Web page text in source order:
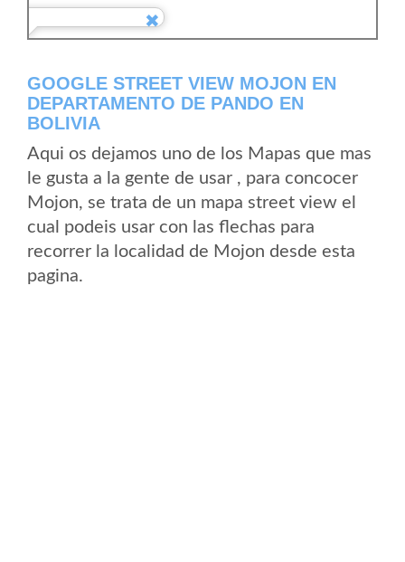
GOOGLE STREET VIEW MOJON EN
DEPARTAMENTO DE PANDO EN
BOLIVIA
Aqui os dejamos uno de los Mapas que mas
le gusta a la gente de usar , para concocer
Mojon, se trata de un mapa street view el
cual podeis usar con las flechas para
recorrer la localidad de Mojon desde esta
pagina.